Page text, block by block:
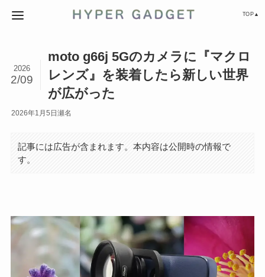
TOP▲
moto g66j 5Gのカメラに『マクロ
レンズ』を装着したら新しい世界
が広がった
2026
2/09
2026年1月5日 瀬名
記事には広告が含まれます。本内容は公開時の情報で
す。